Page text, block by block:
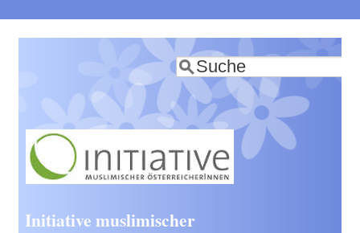
zum
Inhalt
Suche
Initiative muslimischer